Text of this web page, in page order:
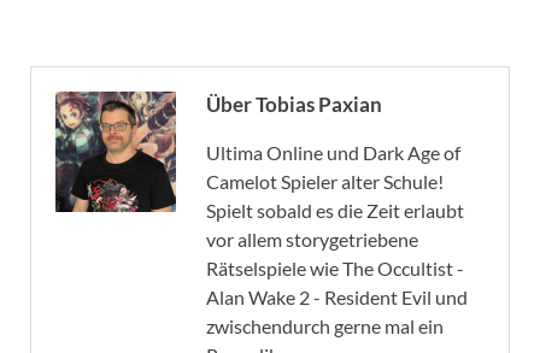
Über Tobias Paxian
Ultima Online und Dark Age of
Camelot Spieler alter Schule!
Spielt sobald es die Zeit erlaubt
vor allem storygetriebene
Rätselspiele wie The Occultist -
Alan Wake 2 - Resident Evil und
zwischendurch gerne mal ein